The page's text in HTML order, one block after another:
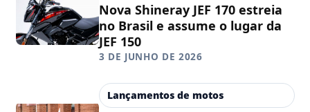
Nova Shineray JEF 170 estreia
no Brasil e assume o lugar da
JEF 150
3 DE JUNHO DE 2026
Lançamentos de motos